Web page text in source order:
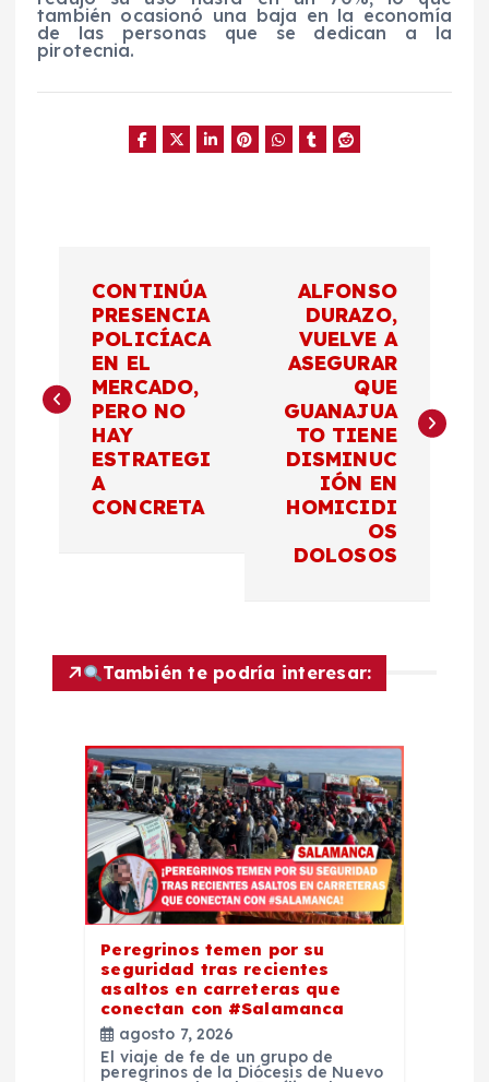
también ocasionó una baja en la economía
de las personas que se dedican a la
pirotecnia.
v
e
ó
CONTINÚA
PRESENCIA
POLICÍACA
EN EL
MERCADO,
PERO NO
HAY
ESTRATEGI
A
CONCRETA
ALFONSO
DURAZO,
VUELVE A
ASEGURAR
QUE
GUANAJUA
TO TIENE
DISMINUC
IÓN EN
HOMICIDI
OS
DOLOSOS
También te podría interesar:
Peregrinos temen por su
seguridad tras recientes
asaltos en carreteras que
conectan con #Salamanca
agosto 7, 2026
El viaje de fe de un grupo de
peregrinos de la Diócesis de Nuevo